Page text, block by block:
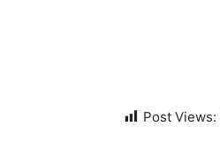
Post Views: